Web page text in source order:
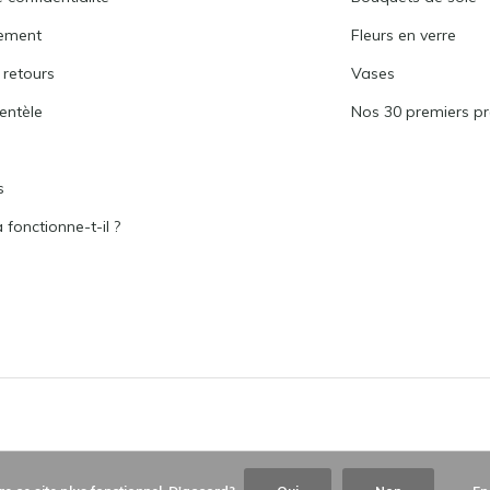
Nos pots de fleurs séchées sont conçus
ils peuvent également servir desujet de
fonctionne-t-il ?
Fleurs en verre
Vases
Nos 30 premiers